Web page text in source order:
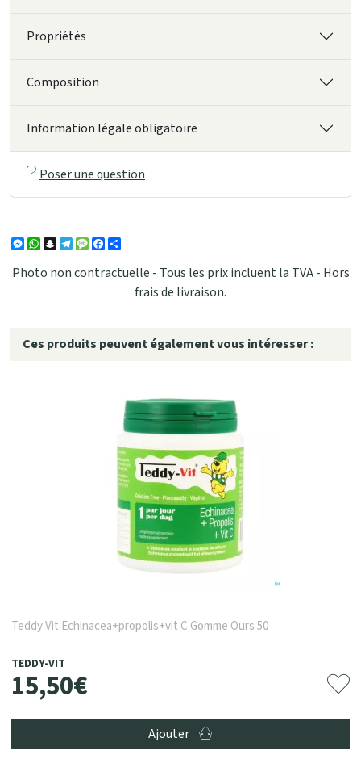
Propriétés
Composition
Information légale obligatoire
Poser une question
Messenger
WhatsApp
Snapchat
Telegram
MessageFacebook
Photo non contractuelle - Tous les prix incluent la TVA - Hors
frais de livraison.
Ces produits peuvent également vous intéresser :
Teddy Vit Echinacea+propolis+vit C Gomme Ours 50
TEDDY-VIT
15,50€
Ajouter